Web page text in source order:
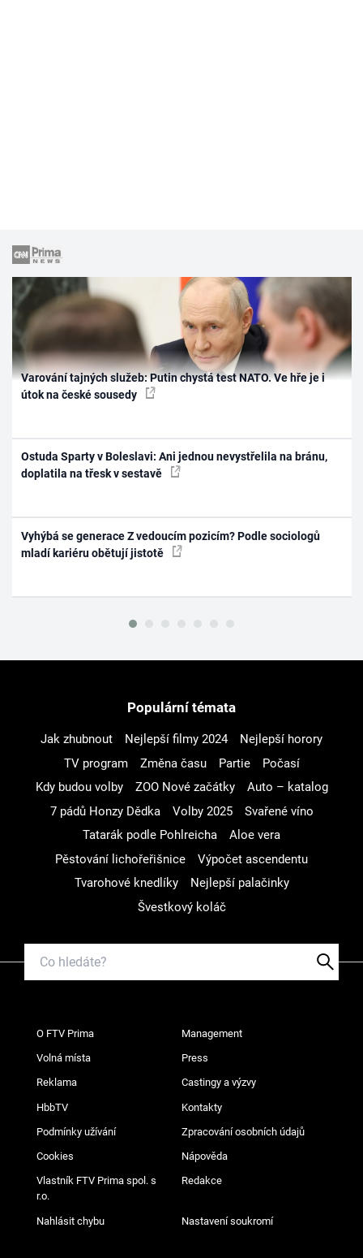
Varování tajných služeb: Putin chystá test NATO. Ve hře je i
útok na české sousedy
Ostuda Sparty v Boleslavi: Ani jednou nevystřelila na bránu,
doplatila na třesk v sestavě
Vyhýbá se generace Z vedoucím pozicím? Podle sociologů
mladí kariéru obětují jistotě
Populární témata
Jak zhubnout Nejlepší filmy 2024
Nejlepší horory
TV program
Změna času Partie
Počasí
Kdy budou volby
ZOO Nové začátky
Auto – katalog
7 pádů Honzy Dědka
Volby 2025
Svařené víno
Tatarák podle Pohlreicha
Aloe vera
Pěstování lichořeřišnice
Výpočet ascendentu
Tvarohové knedlíky
Nejlepší palačinky
Švestkový koláč
O FTV Prima Management
Volná místa Press
Reklama Castingy a výzvy
HbbTV Kontakty
Podmínky užívání Zpracování osobních údajů
Cookies Nápověda
Vlastník FTV Prima spol. s
r.o.
Redakce
Nahlásit chybu Nastavení soukromí